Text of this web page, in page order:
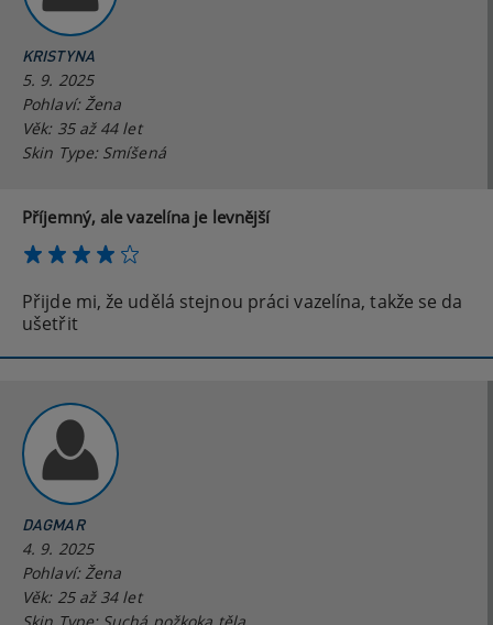
KRISTYNA
5. 9. 2025
Pohlaví: Žena
Věk: 35 až 44 let
Skin Type: Smíšená
Příjemný, ale vazelína je levnější
Přijde mi, že udělá stejnou práci vazelína, takže se da
ušetřit
DAGMAR
4. 9. 2025
Pohlaví: Žena
Věk: 25 až 34 let